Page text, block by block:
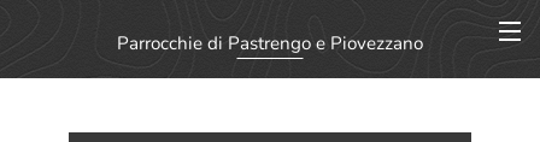
Parrocchie di Pastrengo e Piovezzano